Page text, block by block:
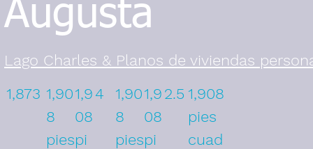
Augusta
Lago Charles & Planos de viviendas
1,873 1,90
8
pies
1,9
08
pi
4
1,90
8
pies
1,9
08
pi
2.5 1,908
pies
cuad